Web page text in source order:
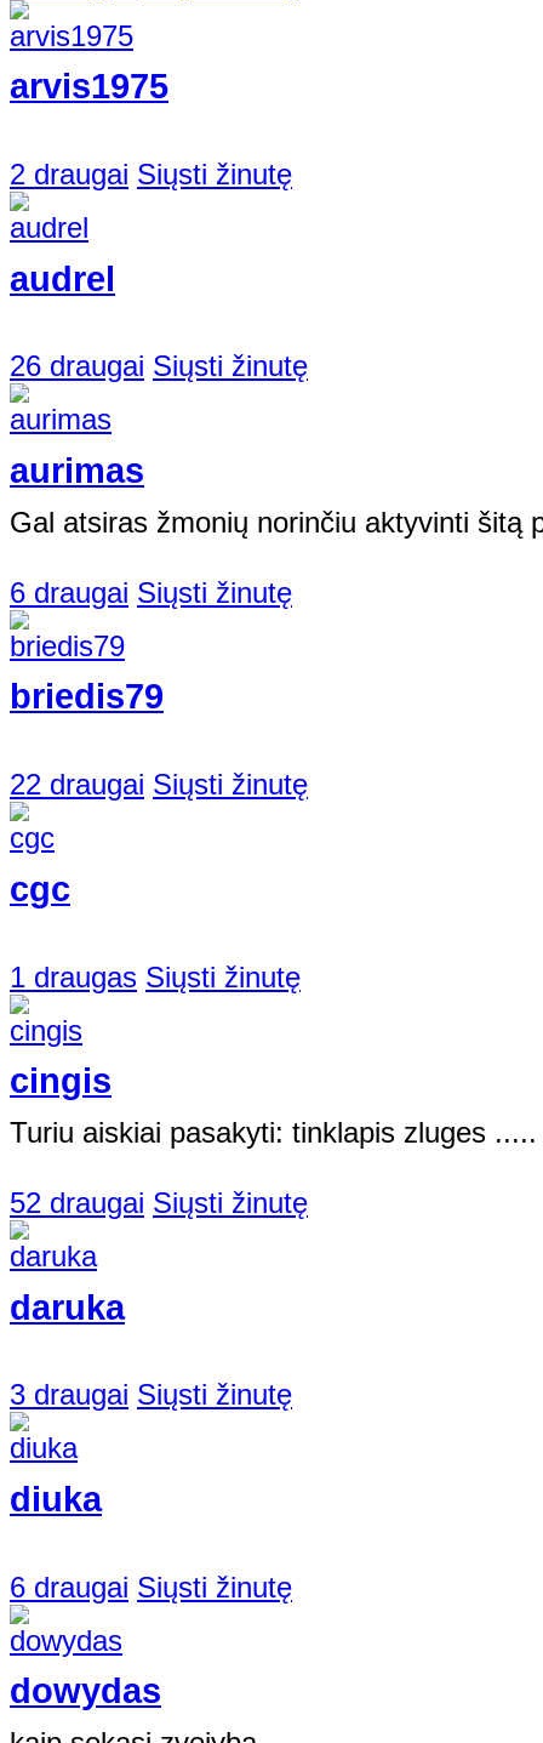
arvis1975
2 draugai Siųsti žinutę
audrel
26 draugai Siųsti žinutę
aurimas
Gal atsiras žmonių norinčiu aktyvinti šitą
6 draugai Siųsti žinutę
briedis79
22 draugai Siųsti žinutę
cgc
1 draugas Siųsti žinutę
cingis
Turiu aiskiai pasakyti: tinklapis zluges
52 draugai Siųsti žinutę
daruka
3 draugai Siųsti žinutę
diuka
6 draugai Siųsti žinutę
dowydas